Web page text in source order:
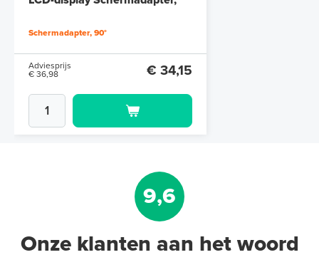
Schermadapter, 90°
Adviesprijs
€ 36,98
€ 34,15
9,6
Onze klanten aan het woord